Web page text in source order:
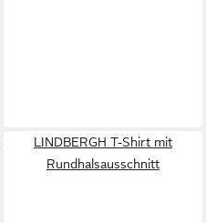
LINDBERGH T-Shirt mit
Rundhalsausschnitt